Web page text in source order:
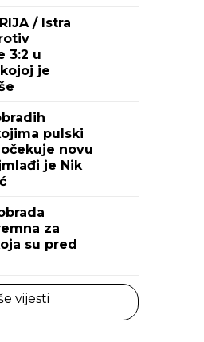
/ Istra
3:2 u
je
pulski
novu
je Nik
za
su pred
vijesti